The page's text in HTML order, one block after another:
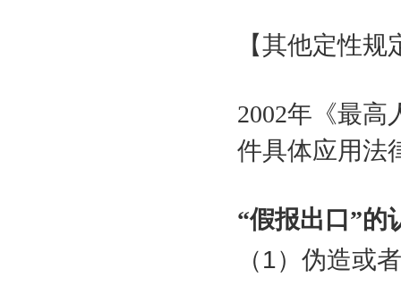
【其他定性规
2002年《最高
件具体应用法
“假报出口”的
（1）伪造或